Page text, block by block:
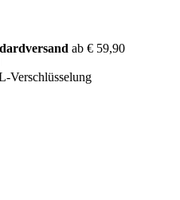
ab € 59,90
Verschlüsselung